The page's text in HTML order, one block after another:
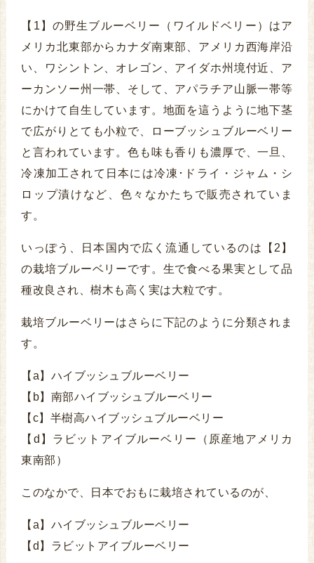
【1】の野生ブルーベリー（ワイルドベリー）はア
メリカ北東部からカナダ南東部、アメリカ西海岸沿
い、ワシントン、オレゴン、アイダホ州境付近、ア
ーカンソー州一帯、そして、アパラチア山脈一帯等
にかけて自生しています。地面を這うように地下茎
で広がりとても小粒で、ローブッシュブルーベリー
と言われています。色も味も香りも濃厚で、一旦、
冷凍加工されて日本には冷凍･ドライ・ジャム・シ
ロップ漬けなど、色々なかたちで販売されていま
す。
いっぽう、日本国内で広く流通しているのは【2】
の栽培ブルーベリーです。生で食べる果実として品
種改良され、樹木も高く実は大粒です。
栽培ブルーベリーはさらに下記のように分類されま
す。
【a】ハイブッシュブルーベリー
【b】南部ハイブッシュブルーベリー
【c】半樹高ハイブッシュブルーベリー
【d】ラビットアイブルーベリー（原産地アメリカ
東南部）
このなかで、日本でおもに栽培されているのが、
【a】ハイブッシュブルーベリー
【d】ラビットアイブルーベリー